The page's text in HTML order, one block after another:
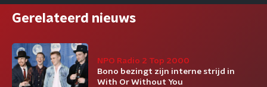
Gerelateerd nieuws
NPO Radio 2 Top 2000
Bono bezingt zijn interne strijd in
With Or Without You